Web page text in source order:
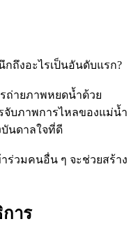
ถึงอะไรเป็นอันดับแรก?
ถ่ายภาพหยดน้ำด้วย
จับภาพการไหลของแม่น้ำ
บันดาลใจที่ดี
าร่วมคนอื่น ๆ จะช่วยสร้าง
าร